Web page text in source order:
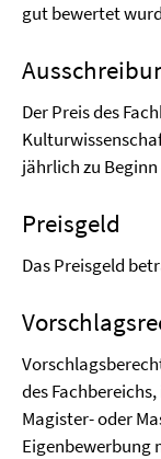
gut bewertet
Der Preis des
jährlich zu
Preisgeld
Das Preisgeld
des
Magister- oder
Eigenbewerbung